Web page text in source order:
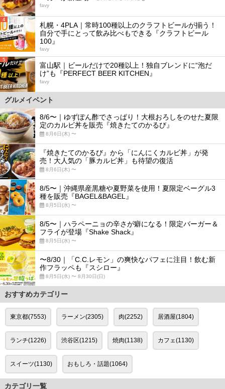
favy
4
札幌・4PLA｜常時100種以上のクラフトビールが揃う！
自分で手にとって飲み比べもできる『クラフトビール
100』
favy
5
富山駅｜ビールだけで20種以上！独自ブレンドに“泡だ
け”も『PERFECT BEER KITCHEN』
favy
グルメイベント
8/6〜｜ゆずぽん酢でさっぱり！大根おろしをのせた夏限
定のカルビ丼を販売『焼きたてのかるび』
8月6日(木) 〜
『焼きたてのかるび』から「にんにくカルビ丼」が発
売！大人気の「豚カルビ丼」も待望の復活
8月6日(木) 〜
8/5〜｜沖縄県産黒糖や夏野菜を使用！夏限定ベーグル3
種を販売『BAGEL&BAGEL』
8月5日(水) 〜
8/5〜｜ハラペーニョの辛さが癖になる！限定バーガー＆
フライが登場『Shake Shack』
8月5日(水) 〜
〜8/30｜「C.C.レモン」の爽快なパフェに注目！飲む新
作フラッペも『スシロー』
8月5日(水) 〜 8月30日(日)
おすすめカテゴリー
東京都(7553) ラーメン(2305) 肉(2252) 居酒屋(1804)
ランチ(1226) 渋谷区(1215) 焼肉(1138) カフェ(1130)
スイーツ(1130) おもしろ・話題(1064)
カテゴリ一覧